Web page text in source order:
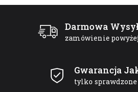
Darmowa
zamówienie
Gwarancja
tylko